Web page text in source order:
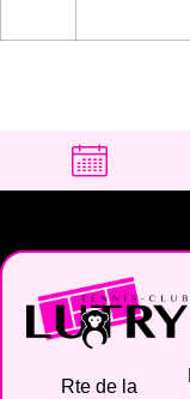
Rte de la